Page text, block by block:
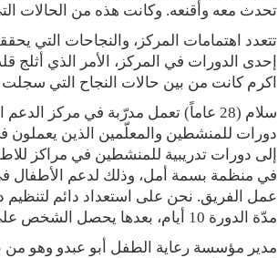
تحدث معه وأقنعه. وكانت هذه من الحالات التي عالجتها
اكرم كانت من بين حالات النجاح التي
سلام (28 عاماً) تعمل مدرّبة في
دورات للمنشطين والمعلّمين الذين
إلى دورات تدريبية للمنشطين في مراكز
في منظمة بسمة أمل، وذلك لدعم الأطفال
عمل الفريق. نحن على استعداد دائم
مدّة الدورة 10 أيام، بعدها يحصل الشخص على شهادةه في مجال موضوع الدورة”.
مدير مؤسسة رعاية الطفل أبو عبدو وهو من